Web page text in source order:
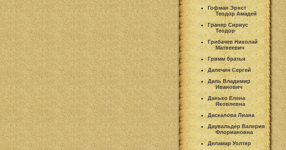
Гофман Эрнст
Теодор Амадей
Гранер Сириус
Теодор
Грибачев Николай
Матвеевич
Гримм братья
Далечин Сергей
Даль Владимир
Иванович
Данько Елена
Яковлевна
Даскалова Лиана
Даувальдер Валерия
Флориановна
Деламар Уолтер